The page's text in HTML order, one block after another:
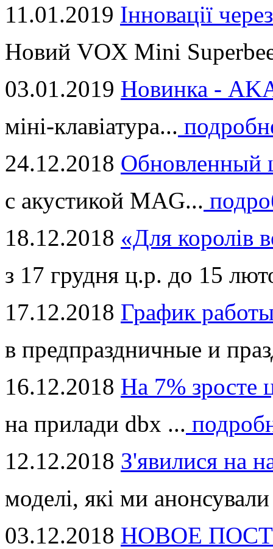
11.01.2019 Інновації
Новий VOX Mini
03.01.2019 Новинка -
міні-клавіатура...
24.12.2018 Обновленный
с акустикой MAG...
18.12.2018 «Для королів
з 17 грудня ц.р. до 15
17.12.2018 График
в предпраздничные и
16.12.2018 На 7% зросте
на прилади dbx ...
12.12.2018 З'явилися на
моделі, які ми
03.12.2018 НОВОЕ